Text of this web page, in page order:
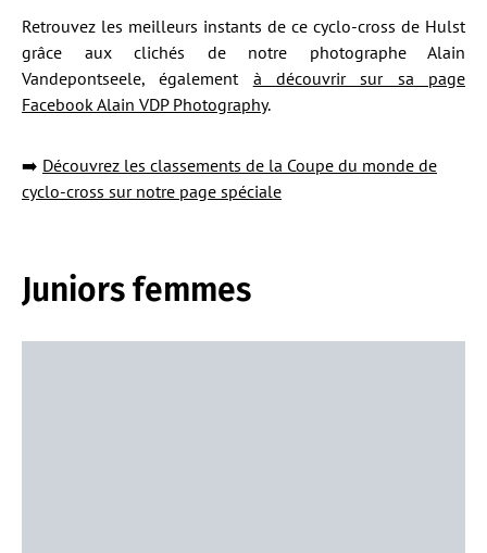
Retrouvez les meilleurs instants de ce cyclo-cross de Hulst
grâce aux clichés de notre photographe Alain
Vandepontseele, également à découvrir sur sa page
Facebook Alain VDP Photography.
➡️ Découvrez les classements de la Coupe du monde de
cyclo-cross sur notre page spéciale
Juniors femmes